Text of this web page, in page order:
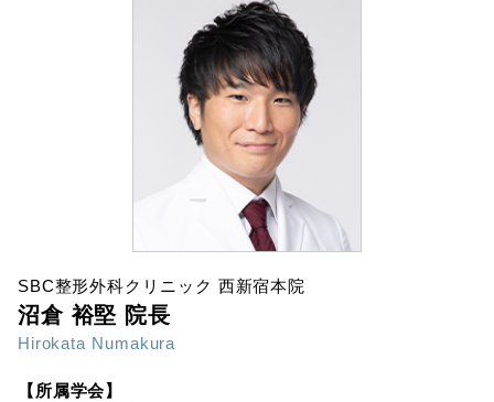
SBC整形外科クリニック 西新宿本院
沼倉 裕堅 院長
Hirokata Numakura
【所属学会】